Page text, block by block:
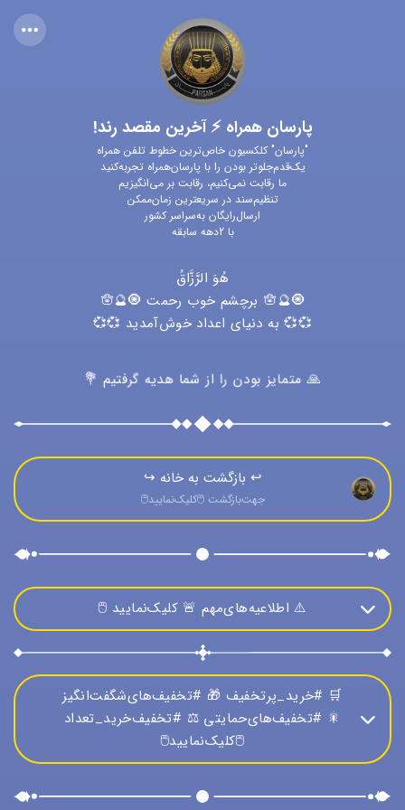
پارسان همراه ⚡ آخرین مقصد رند!
"پارسان" کلکسیون خاص‌ترین خطوط تلفن همراه
یک‌قدم‌جلوتر بودن را با پارسان‌همراه تجربه‌کنید
ما رقابت نمی‌کنیم، رقابت بر می‌انگیزیم
تنظیم‌سند در سریعترین زمان‌ممکن
ارسال‌رایگان به‌سراسر کشور
با 2دهه سابقه
هُوَ الرَّزَّاقُ
🧿🔮🪬 برچشم خوب رحمت 🧿🔮🪬
💞💞 به دنیای اعداد خوش‌آمدید 💞💞
🙏 متمایز بودن را از شما هدیه گرفتیم 💐
↩️ بازگشت به خانه ↪️
جهت‌بازگشت 🖱️كليک‌نماييد🖱️
⚠️ اطلاعیه‌های‌مهم 🚨 کلیک‌نمایید 🖱️
🔹🔷 قوانین‌و مقررات فروشگاه قابل تغییر است‌و پس‌از تغییر
در همین وب‌سایت قابل مشاهده‌و اجرایی است 🔷🔹
🚨 اگر مسئول‌فروش فروشگاه قبل‌از معامله برای‌شما تخفیفی
اعمال‌نمایید، اعتبار آن‌تخفیف فقط تا پایان همان‌روز اعتبار
دارد 🚨
🛒 #خرید_پرتخفیف 🎁 #تخفیف‌های‌شگفت‌انگیز
🎇 #تخفیف‌های‌حمایتی ⚖️ #تخفیف‌خرید_تعداد
🖱️کلیک‌نمایید🖱️
👇 #تخفیف‌های‌شگفت‌انگیز 👇